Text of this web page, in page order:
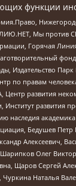
функции
Мы против
Горячая
Издательство
по правам
развития
развития
наследия
Бедушев
Алексеевич,
Олег
Щаров Сергей
Наталья